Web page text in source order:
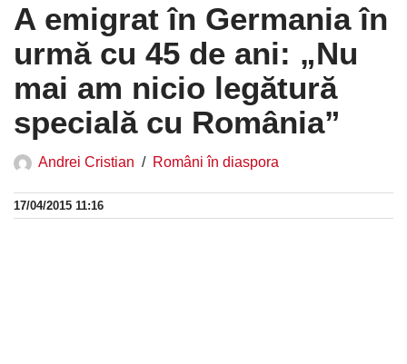
A emigrat în Germania în
urmă cu 45 de ani: „Nu
mai am nicio legătură
specială cu România”
Andrei Cristian Români în diaspora
17/04/2015 11:16